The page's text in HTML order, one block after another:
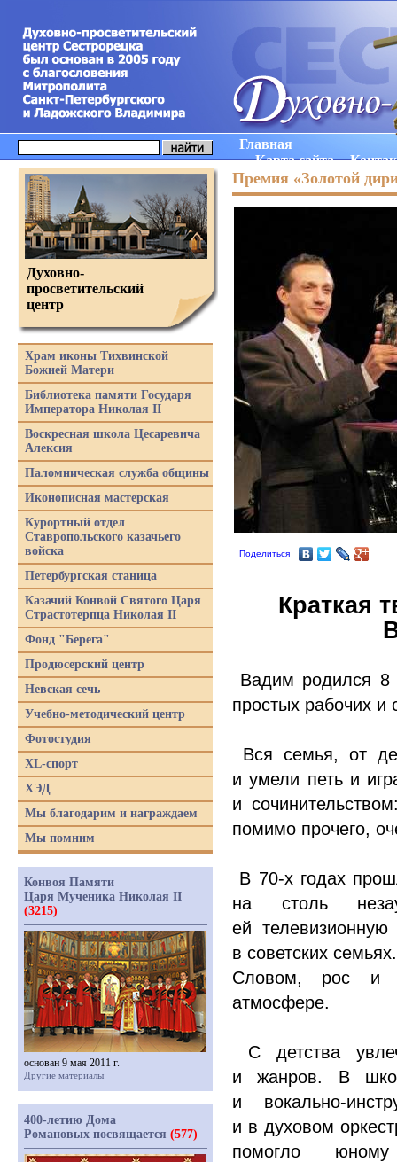
Главная
Карта сайта
Премия «Золотой
Поделиться
Краткая
Вадим родился 8
простых рабочих
Вся семья, от
и умели петь и
и
помимо прочего,
В 70-х годах
на столь
ей телевизионную
в советских семьях.
Словом, рос и
атмосфере.
С детства
и жанров. В
и вокально-
и в духовом
помогло
Духовно-
просветительский
центр
Храм иконы Тихвинской
Божией Матери
Библиотека памяти Государя
Императора Николая II
Воскресная школа Цесаревича
Алексия
Паломническая служба общины
Иконописная мастерская
Курортный отдел
Ставропольского казачьего
войска
Петербургская станица
Казачий Конвой Святого Царя
Страстотерпца Николая II
Фонд "Берега"
Продюсерский центр
Невская сечь
Учебно-методический центр
Фотостудия
XL-спорт
ХЭД
Мы благодарим и награждаем
Мы помним
Конвоя Памяти
Царя Мученика Николая II
(3215)
основан 9 мая 2011 г.
Другие материалы
400-летию Дома
Романовых посвящается (577)